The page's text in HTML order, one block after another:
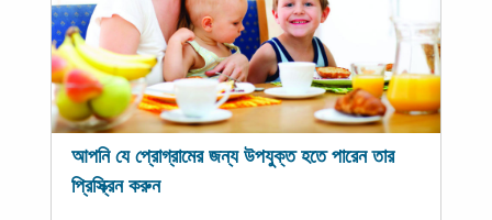
আপনি যে প্রোগ্রামের জন্য উপযুক্ত হতে পারেন তার
প্রিস্ক্রিন করুন